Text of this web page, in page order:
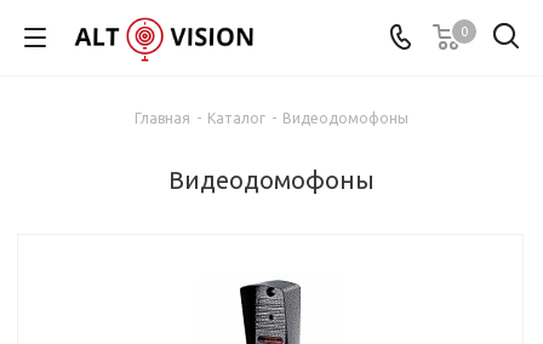
0
Главная - Каталог - Видеодомофоны
Видеодомофоны